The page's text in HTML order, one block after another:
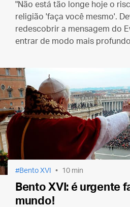
"Não está tão longe hoje o
religião 'faça você mesmo'.
redescobrir a mensagem do
entrar de modo mais
Bento XVI 10 min
Bento XVI: é urgente
mundo!